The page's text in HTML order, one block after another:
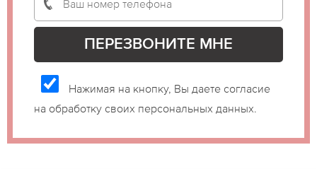
Нажимая на кнопку, Вы даете согласие
на обработку своих персональных данных.